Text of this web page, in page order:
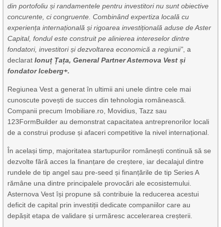
din portofoliu și randamentele pentru investitori nu sunt obiective
concurente, ci congruente. Combinând expertiza locală cu
experiența internațională și rigoarea investițională aduse de Aster
Capital, fondul este construit pe alinierea intereselor dintre
fondatori, investitori și dezvoltarea economică a regiunii” , a
declaratIonuț Țața, General Partner Asternova Vest și
fondator Iceberg+.
Regiunea Vest a generat în ultimii ani unele dintre cele mai
cunoscute povești de succes din tehnologia românească.
Companii precum Imobiliare.ro, Movidius, Tazz sau
123FormBuilder au demonstrat capacitatea antreprenorilor locali
de a construi produse și afaceri competitive la nivel internațional.
În același timp, majoritatea startupurilor românești continuă să se
dezvolte fără acces la finanțare de creștere, iar decalajul dintre
rundele de tip angel sau pre-seed și finanțările de tip Series A
rămâne una dintre principalele provocări ale ecosistemului.
Asternova Vest își propune să contribuie la reducerea acestui
deficit de capital prin investiții dedicate companiilor care au
depășit etapa de validare și urmăresc accelerarea creșterii.